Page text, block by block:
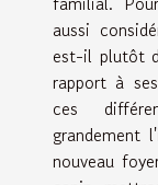
aussi
est-il plutôt
rapport à
ces
grandement
nouveau